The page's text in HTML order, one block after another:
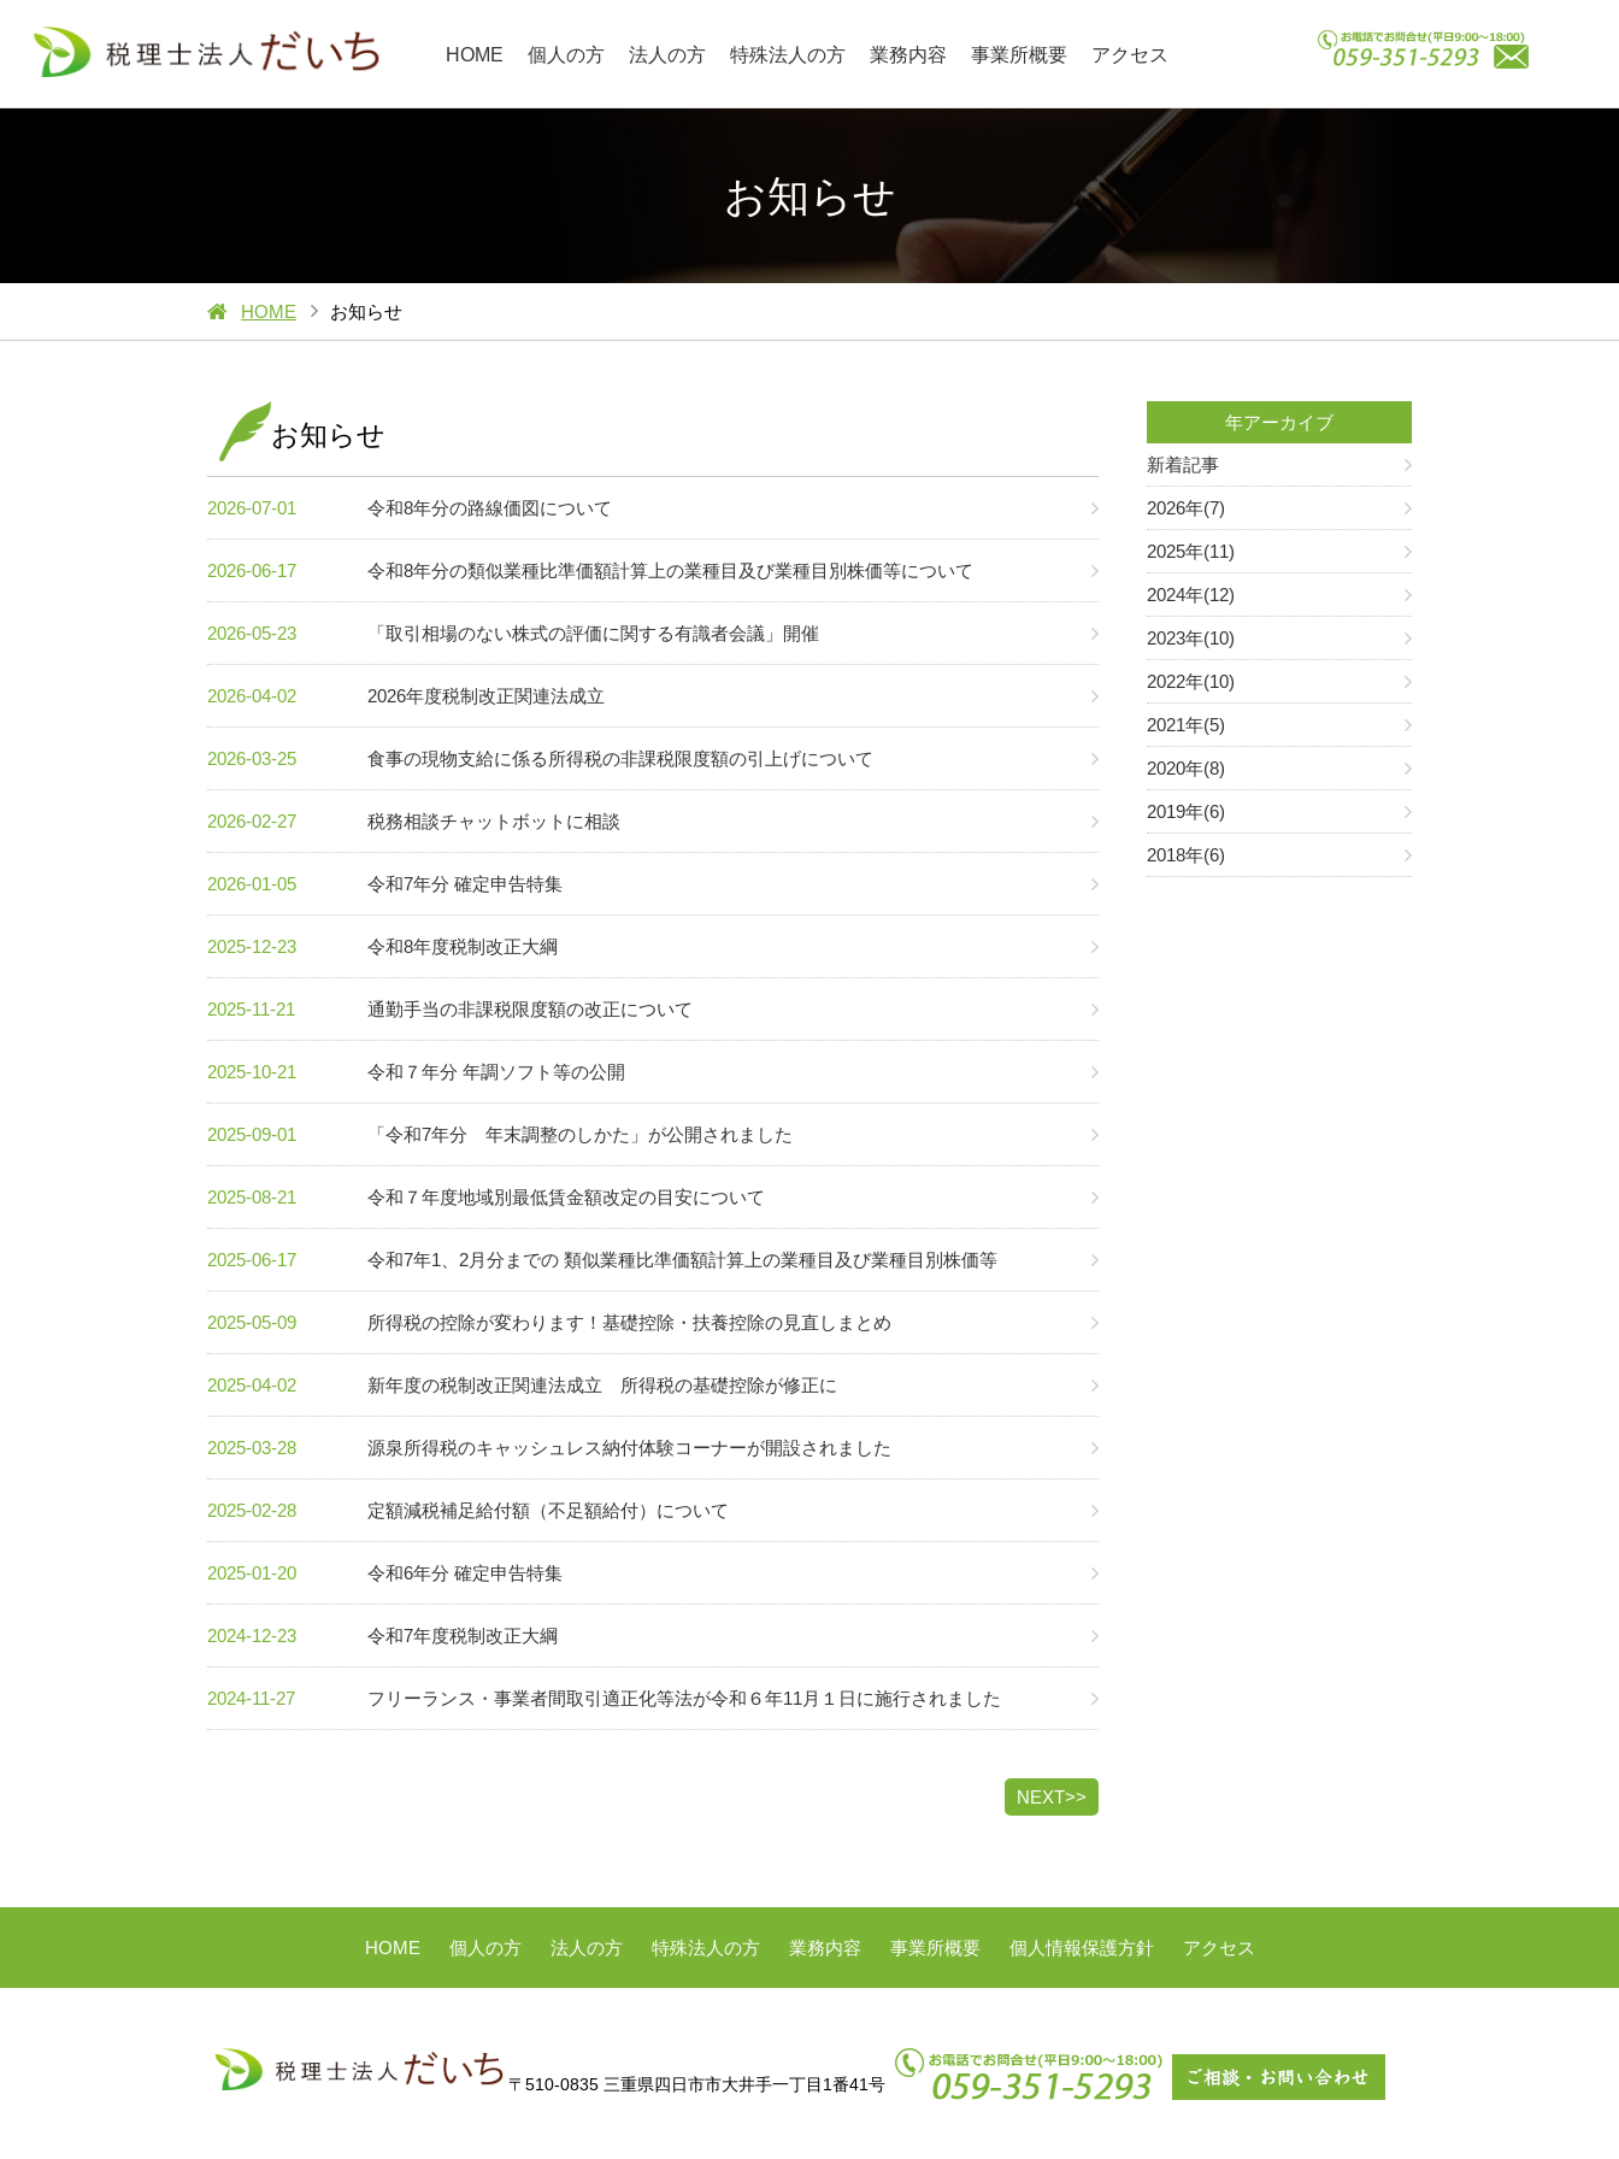
HOME 個人の方 法人の方 特殊法人の方 業務内容 事業所概要 アクセス
お知らせ
HOME お知らせ
お知らせ
2026-07-01 令和8年分の路線価図について
2026-06-17 令和8年分の類似業種比準価額計算上の業種目及び業種目別株価等について
2026-05-23 「取引相場のない株式の評価に関する有識者会議」開催
2026-04-02 2026年度税制改正関連法成立
2026-03-25 食事の現物支給に係る所得税の非課税限度額の引上げについて
2026-02-27 税務相談チャットボットに相談
2026-01-05 令和7年分 確定申告特集
2025-12-23 令和8年度税制改正大綱
2025-11-21 通勤手当の非課税限度額の改正について
2025-10-21 令和７年分 年調ソフト等の公開
2025-09-01 「令和7年分 年末調整のしかた」が公開されました
2025-08-21 令和７年度地域別最低賃金額改定の目安について
2025-06-17 令和7年1、2月分までの 類似業種比準価額計算上の業種目及び業種目別株価等
2025-05-09 所得税の控除が変わります！基礎控除・扶養控除の見直しまとめ
2025-04-02 新年度の税制改正関連法成立 所得税の基礎控除が修正に
2025-03-28 源泉所得税のキャッシュレス納付体験コーナーが開設されました
2025-02-28 定額減税補足給付額（不足額給付）について
2025-01-20 令和6年分 確定申告特集
2024-12-23 令和7年度税制改正大綱
2024-11-27 フリーランス・事業者間取引適正化等法が令和６年11月１日に施行されました
NEXT>>
年アーカイブ
新着記事
2026年(7)
2025年(11)
2024年(12)
2023年(10)
2022年(10)
2021年(5)
2020年(8)
2019年(6)
2018年(6)
HOME 個人の方 法人の方 特殊法人の方 業務内容 事業所概要 個人情報保護方針 アクセス
〒510-0835 三重県四日市市大井手一丁目1番41号